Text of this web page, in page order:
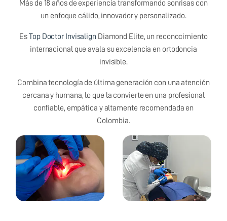
Más de 18 años de experiencia transformando sonrisas con
un enfoque cálido, innovador y personalizado.
EsTop Doctor InvisalignDiamond Elite, un reconocimiento
internacional que avala su excelencia en ortodoncia
invisible.
Combina tecnología de última generación con una atención
cercana y humana, lo que la convierte en una profesional
confiable, empática y altamente recomendada en
Colombia.